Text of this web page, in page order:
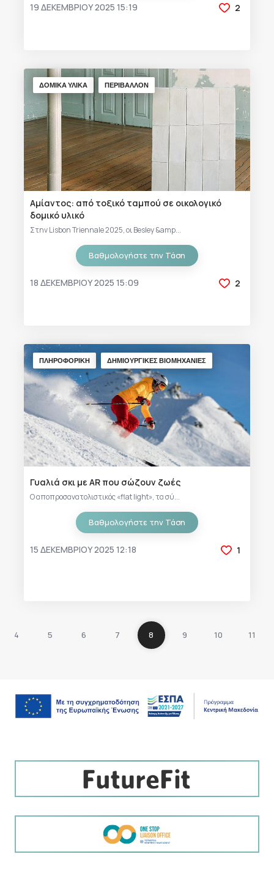
19 ΔΕΚΕΜΒΡΊΟΥ 2025 15:19 2
ΔΟΜΙΚΑ ΥΛΙΚΑ ΠΕΡΙΒΑΛΛΟΝ
Αμίαντος: από τοξικό ταμπού σε οικολογικό
δομικό υλικό
Στην Lisbon Triennale 2025, οι Besley &amp...
Βαθμολογήστε την Τάση
18 ΔΕΚΕΜΒΡΊΟΥ 2025 15:09 2
ΠΛΗΡΟΦΟΡΙΚΗ ΔΗΜΙΟΥΡΓΙΚΕΣ ΒΙΟΜΗΧΑΝΙΕΣ
Γυαλιά σκι με AR που σώζουν ζωές
Ο αποπροσανατολιστικός «flat light», τα σύ...
Βαθμολογήστε την Τάση
15 ΔΕΚΕΜΒΡΊΟΥ 2025 12:18 1
4 5 6 7 8 9 10 11